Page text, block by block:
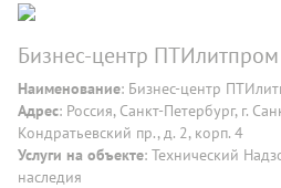
Бизнес-центр ПТИлитпром
Наименование: Бизнес-центр
Адрес: Россия, Санкт-Петербург, г.
Кондратьевский пр., д. 2, корп. 4
Услуги на объекте: Технический
наследия